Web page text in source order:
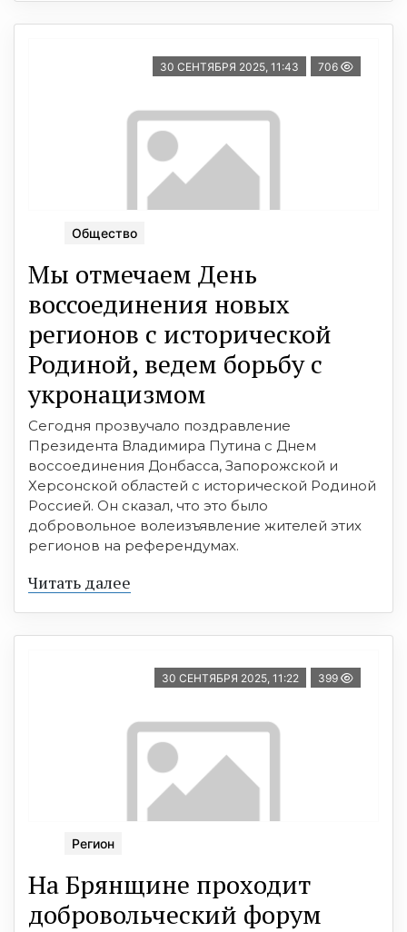
30 СЕНТЯБРЯ 2025, 11:43 706
Общество
Мы отмечаем День
воссоединения новых
регионов с исторической
Родиной, ведем борьбу с
укронацизмом
Сегодня прозвучало поздравление
Президента Владимира Путина с Днем
воссоединения Донбасса, Запорожской и
Херсонской областей с исторической Родиной
Россией. Он сказал, что это было
добровольное волеизъявление жителей этих
регионов на референдумах.
Читать далее
30 СЕНТЯБРЯ 2025, 11:22 399
Регион
На Брянщине проходит
добровольческий форум